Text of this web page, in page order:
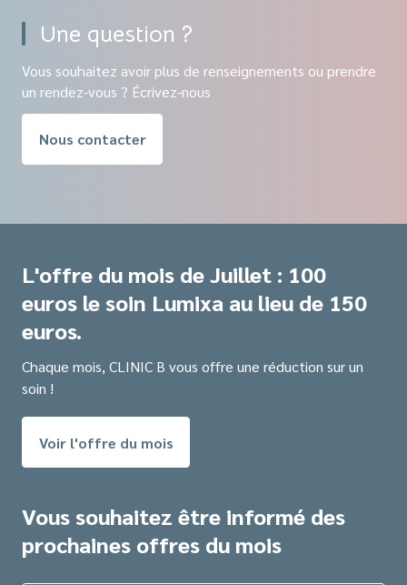
Une question ?
Vous souhaitez avoir plus de renseignements ou prendre
un rendez-vous ? Écrivez-nous
Nous contacter
L'offre du mois de Juillet : 100
euros le soin Lumixa au lieu de 150
euros.
Chaque mois, CLINIC B vous offre une réduction sur un
soin !
Voir l'offre du mois
Vous souhaitez être informé des
prochaines offres du mois